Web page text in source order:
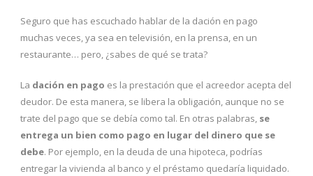
Seguro que has escuchado hablar de la dación en pago
muchas veces, ya sea en televisión, en la prensa, en un
restaurante… pero, ¿sabes de qué se trata?
La dación en pago es la prestación que el acreedor acepta del
deudor. De esta manera, se libera la obligación, aunque no se
trate del pago que se debía como tal. En otras palabras, se
entrega un bien como pago en lugar del dinero que se
debe. Por ejemplo, en la deuda de una hipoteca, podrías
entregar la vivienda al banco y el préstamo quedaría liquidado.